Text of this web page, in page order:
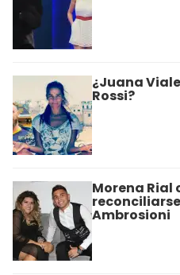
¿Juana
Rossi?
Morena Rial
Ambrosioni